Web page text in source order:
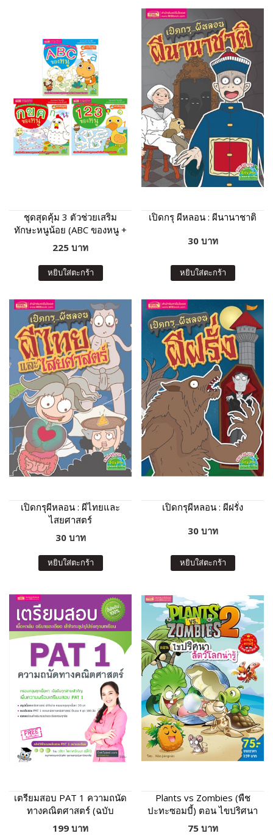
ชุดสุดคุ้ม 3 ตัวช่วยเสริม
ทักษะหนูน้อย (ABC ของหนู +
กขค ของหนู + 123 ของหนู)
225 บาท
หยิบใส่ตะกร้า
เปิดกรุ ผีหลอน : ผีนานาชาติ
30 บาท
หยิบใส่ตะกร้า
เปิดกรุผีหลอน : ผีไทยและ
ไสยศาสตร์
30 บาท
หยิบใส่ตะกร้า
เปิดกรุผีหลอน : ผีฝรั่ง
30 บาท
หยิบใส่ตะกร้า
เตรียมสอบ PAT 1 ความถนัด
ทางคณิตศาสตร์ (ฉบับ
ปรับปรุง)
199 บาท
Plants vs Zombies (พืช
ปะทะซอมบี้) ตอน ไขปริศนา
สัตว์โลกน่ารู้
75 บาท